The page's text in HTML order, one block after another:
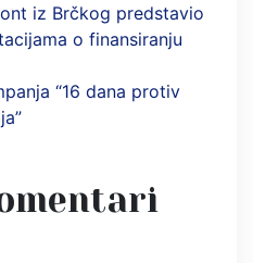
iz Brčkog predstavio
o finansiranju
“16 dana protiv